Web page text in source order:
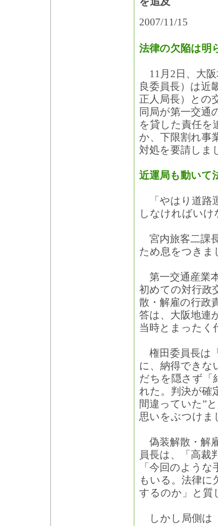
2007/11/15
法律の欠陥は明
11月2日、大
良委員長）は近
正人局長）との
同局が第一交通
を貸した責任を
か、下限割れ事
対処を要請しま
近運局も動いて
「やはり道路
しなければいけ
宮内旅客二課
ため息をつきま
第一交通産業
初めての対行政
散・解雇の行政
答は、大阪地連
当時とまったく
権田委員長は
に、納得できな
だちを隠さず「
れた。判決が確
間違っていた”
思いをぶつけま
偽装解散・解
員長は、「高裁
「今回のよう
もいる。法律に
するのか」と質
しかし局側は